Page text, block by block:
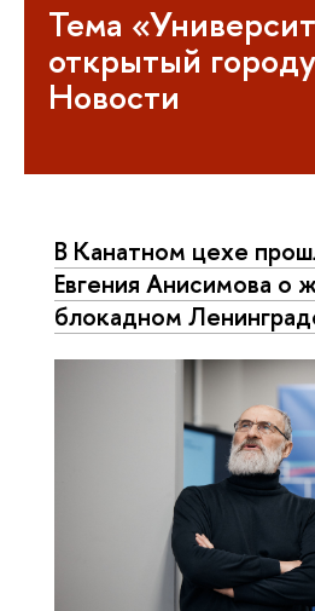
Тема
открытый
Новости
В Канатном цехе
Евгения Анисимова о
блокадном